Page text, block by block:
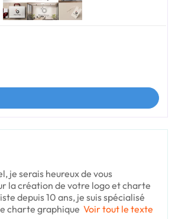
je serais heureux de vous
la création de votre logo et charte
depuis 10 ans, je suis spécialisé
charte graphique Voir tout le texte